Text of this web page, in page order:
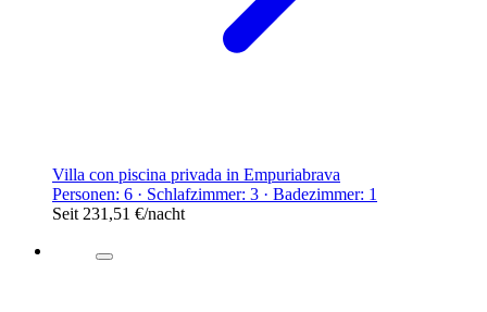
Villa con piscina privada in Empuriabrava
Personen: 6 · Schlafzimmer: 3 · Badezimmer: 1
Seit 231,51 €/nacht